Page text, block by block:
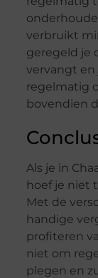
verbruikt
geregeld je
vervangt en
regelmatig
bovendien
Als je in
hoef je niet
Met de
handige
profiteren
niet om
plegen en